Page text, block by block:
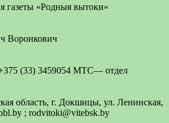
газеты «Родныя вытоки»
Воронкович
(33) 3459054 МТС— отдел
область, г. Докшицы, ул. Ленинская,
; rodvitoki@vitebsk.by